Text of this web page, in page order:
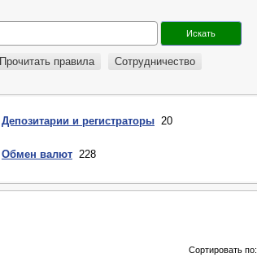
Прочитать правила Сотрудничество
Депозитарии и регистраторы 20
Обмен валют 228
Сортировать по: